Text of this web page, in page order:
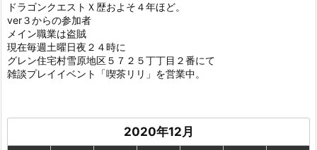
ドラゴンクエストＸ歴およそ４年ほど。
ver３からの参加者
メイン職業は盗賊
現在毎週土曜日夜２４時に
グレン住宅村雪原地区５７２５丁丁目２番にて
雑談プレイイベント「喫茶リリ」を営業中。
2020年12月